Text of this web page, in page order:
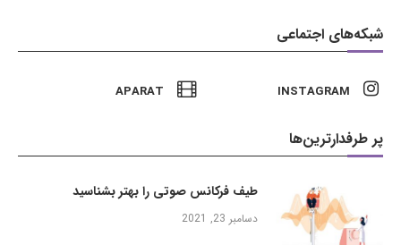
شبکه‌های اجتماعی
INSTAGRAM
APARAT
پر طرفدارترین‌ها
طیف فرکانس صوتی را بهتر بشناسید
دسامبر 23, 2021